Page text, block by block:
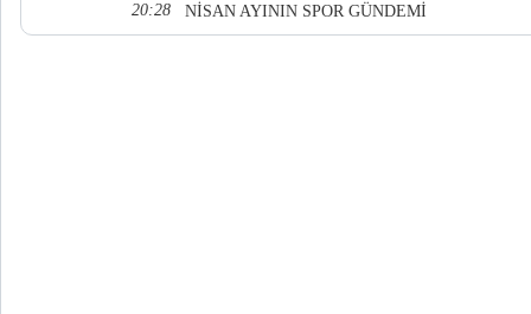
20:28 NİSAN AYININ SPOR GÜNDEMİ